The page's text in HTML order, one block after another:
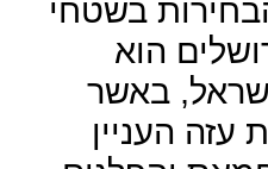
בשטחי
הוא
באשר
עזה העניין